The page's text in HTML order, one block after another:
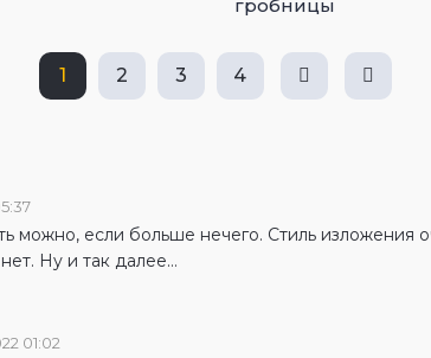
гробницы
1 2 3 4
можно, если больше нечего. Стиль изложения
Ну и так далее…
01:02